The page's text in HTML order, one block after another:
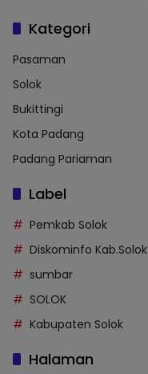
Kategori
Pasaman
Solok
Bukittingi
Kota Padang
Padang Pariaman
Label
Pemkab Solok
Diskominfo Kab.Solok
sumbar
SOLOK
Kabupaten Solok
Halaman